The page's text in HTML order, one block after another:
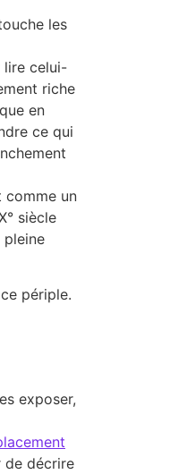
les
lire celui-
riche
en
ce qui
comme un
siècle
pleine
périple.
exposer,
de décrire